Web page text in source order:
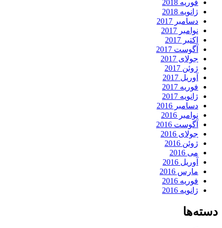
فوریه 2018
ژانویه 2018
دسامبر 2017
نوامبر 2017
اکتبر 2017
آگوست 2017
جولای 2017
ژوئن 2017
آوریل 2017
فوریه 2017
ژانویه 2017
دسامبر 2016
نوامبر 2016
آگوست 2016
جولای 2016
ژوئن 2016
می 2016
آوریل 2016
مارس 2016
فوریه 2016
ژانویه 2016
دسته‌ها